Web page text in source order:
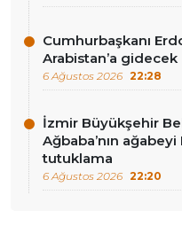
Cumhurbaşkanı
Arabistan’a gidecek
6 Ağustos 2026 22:28
İzmir Büyükşehir
Ağbaba’nın
tutuklama
6 Ağustos 2026 22:20